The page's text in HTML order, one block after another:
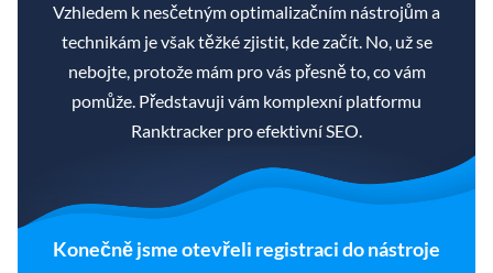
Vzhledem k nesčetným optimalizačním nástrojům a
technikám je však těžké zjistit, kde začít. No, už se
nebojte, protože mám pro vás přesně to, co vám
pomůže. Představuji vám komplexní platformu
Ranktracker pro efektivní SEO.
Konečně jsme otevřeli registraci do nástroje